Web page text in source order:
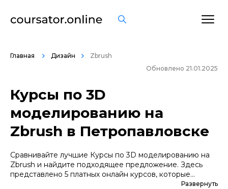
Главная Дизайн
Zbrush
Обновлено 21.01.2025
Курсы по 3D
моделированию на
Zbrush в Петропавловске
Сравнивайте лучшие Курсы по 3D моделированию на
Zbrush и найдите подходящее предложение. Здесь
представлено 5 платных онлайн курсов, которые
помогут вам стать грамотными специалистами. А если
Развернуть